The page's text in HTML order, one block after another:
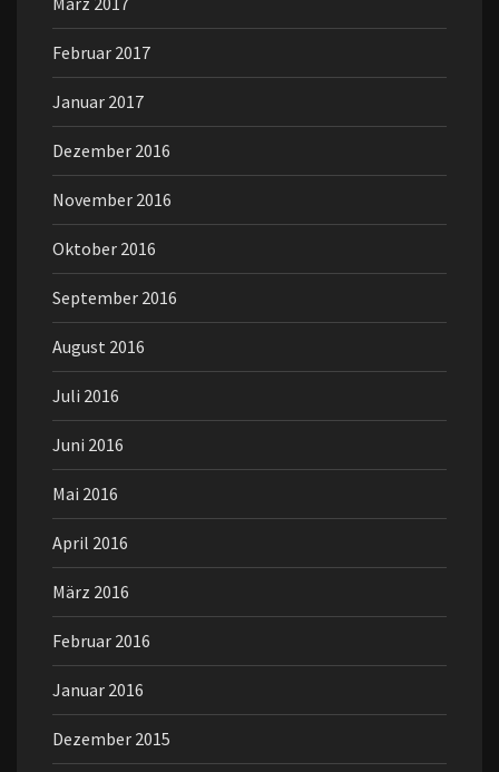
Februar 2017
Januar 2017
Dezember 2016
November 2016
Oktober 2016
September 2016
August 2016
Juli 2016
Juni 2016
Mai 2016
April 2016
März 2016
Februar 2016
Januar 2016
Dezember 2015